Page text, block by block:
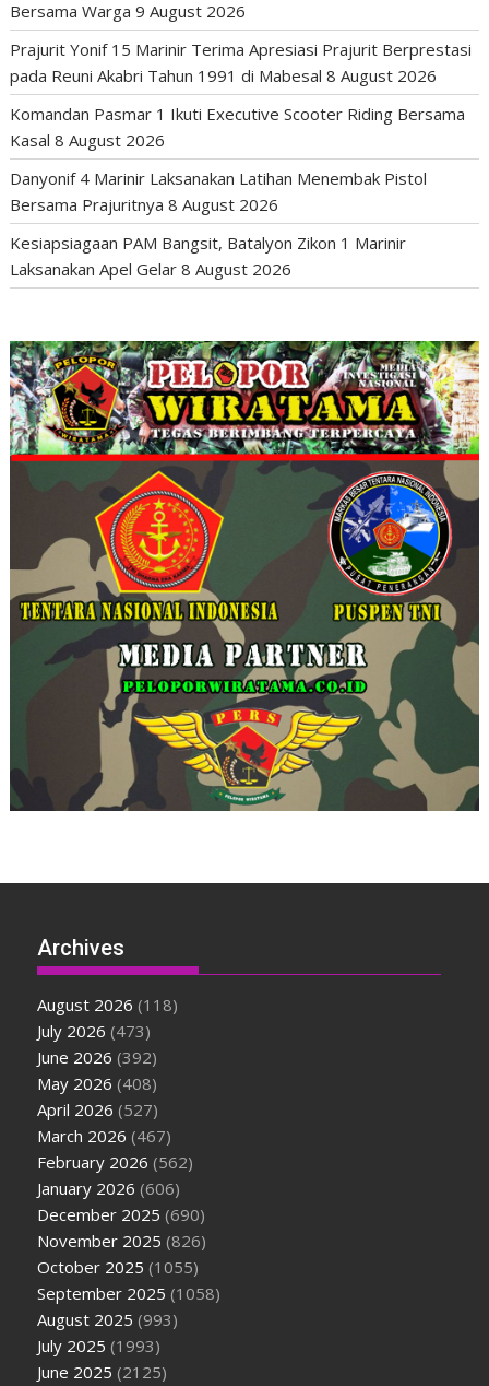
Bersama Warga 9 August 2026
Prajurit Yonif 15 Marinir Terima Apresiasi Prajurit Berprestasi
pada Reuni Akabri Tahun 1991 di Mabesal 8 August 2026
Komandan Pasmar 1 Ikuti Executive Scooter Riding Bersama
Kasal 8 August 2026
Danyonif 4 Marinir Laksanakan Latihan Menembak Pistol
Bersama Prajuritnya 8 August 2026
Kesiapsiagaan PAM Bangsit, Batalyon Zikon 1 Marinir
Laksanakan Apel Gelar 8 August 2026
Archives
August 2026 (118)
July 2026 (473)
June 2026 (392)
May 2026 (408)
April 2026 (527)
March 2026 (467)
February 2026 (562)
January 2026 (606)
December 2025 (690)
November 2025 (826)
October 2025 (1055)
September 2025 (1058)
August 2025 (993)
July 2025 (1993)
June 2025 (2125)